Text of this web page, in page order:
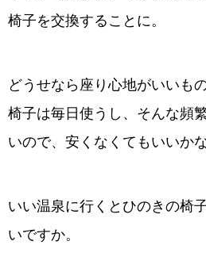
椅子を交換することに。
どうせなら座り心地がいいも
椅子は毎日使うし、そんな頻
いので、安くなくてもいいかな
いい温泉に行くとひのきの椅
いですか。